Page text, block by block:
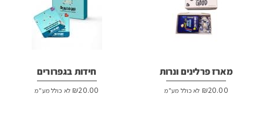
מארז פרלינים ונרות
₪20.00 לא כולל מע"מ
חידות בגפרורים
₪20.00 לא כולל מע"מ